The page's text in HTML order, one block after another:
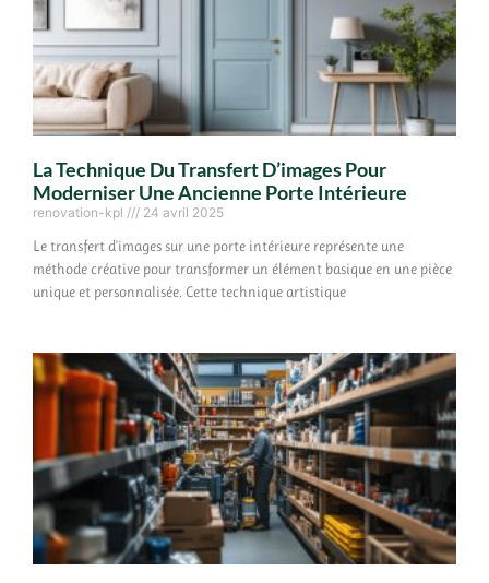
La Technique Du Transfert D’images Pour
Moderniser Une Ancienne Porte Intérieure
renovation-kpl 24 avril 2025
Le transfert d'images sur une porte intérieure représente une
méthode créative pour transformer un élément basique en une pièce
unique et personnalisée. Cette technique artistique